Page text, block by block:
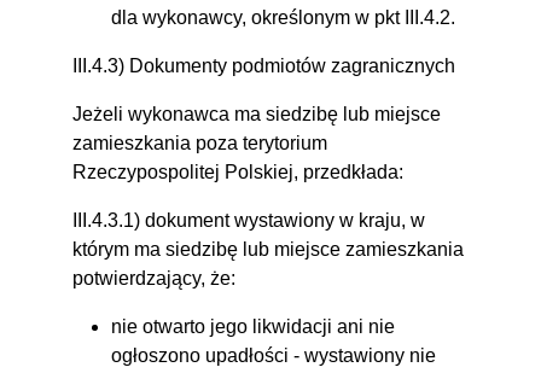
dla wykonawcy, określonym w pkt III.4.2.
III.4.3) Dokumenty podmiotów zagranicznych
Jeżeli wykonawca ma siedzibę lub miejsce
zamieszkania poza terytorium
Rzeczypospolitej Polskiej, przedkłada:
III.4.3.1) dokument wystawiony w kraju, w
którym ma siedzibę lub miejsce zamieszkania
potwierdzający, że:
nie otwarto jego likwidacji ani nie
ogłoszono upadłości - wystawiony nie